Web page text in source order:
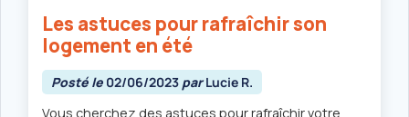
Les astuces pour rafraîchir son
logement en été
Posté le 02/06/2023 parLucie R.
Vous cherchez des astuces pour rafraîchir votre